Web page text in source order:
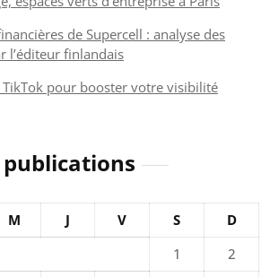
de Supercell : analyse des
l’éditeur finlandais
TikTok pour booster votre visibilité
M J V S
D
1
2